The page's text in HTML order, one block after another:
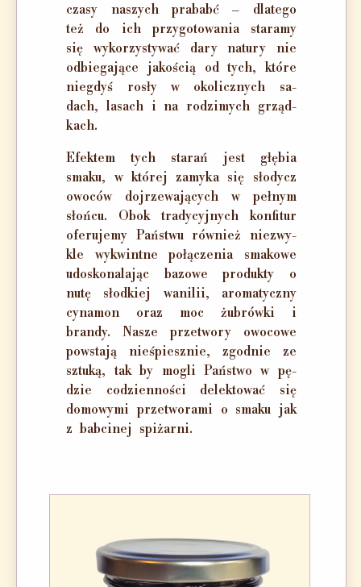
cza­sy na­szych pra­babć – dla­te­go
też do ich przy­go­to­wa­nia sta­ra­my
się wy­ko­rzy­sty­wać da­ry na­tu­ry nie
od­bie­ga­ją­ce ja­ko­ścią od tych, któ­re
nie­gdyś ro­sły w oko­licz­nych sa­
dach, la­sach i na ro­dzi­mych grząd­
kach.
Efek­tem tych sta­rań jest głę­bia
sma­ku, w któ­rej za­my­ka się sło­dycz
owo­ców doj­rze­wa­ją­cych w peł­nym
słoń­cu. Obok tra­dy­cyj­nych kon­fi­tur
ofe­ru­je­my Pań­stwu rów­nież nie­zwy­
kle wy­kwint­ne po­łą­cze­nia sma­ko­we
udo­sko­na­la­jąc ba­zo­we pro­duk­ty o
nu­tę słod­kiej wa­ni­lii, aro­ma­tycz­ny
cy­na­mon oraz moc żu­brów­ki i
bran­dy. Na­sze przetwory owocowe
po­wsta­ją nie­śpiesz­nie, zgod­nie ze
sztu­ką, tak by mo­gli Pań­stwo w pę­
dzie co­dzien­no­ści de­lek­to­wać się
do­mo­wy­mi prze­two­ra­mi o sma­ku jak
z bab­ci­nej spi­żar­ni.